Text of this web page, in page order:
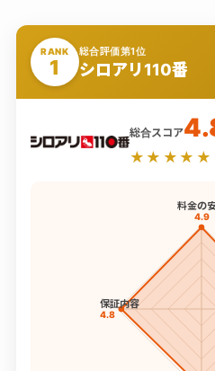
RANK
1
総合評価第1位
シロアリ110番
総合スコア
★★★★★
料金の
4.9
保証内容
4.8